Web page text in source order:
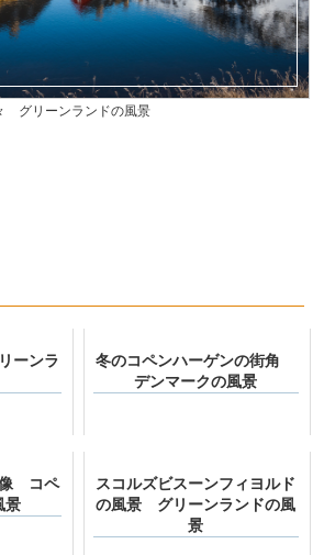
グリーンランドの風景
ーンラ
冬のコペンハーゲンの街角
デンマークの風景
像 コペ
景
スコルズビスーンフィヨルド
の風景 グリーンランドの風
景